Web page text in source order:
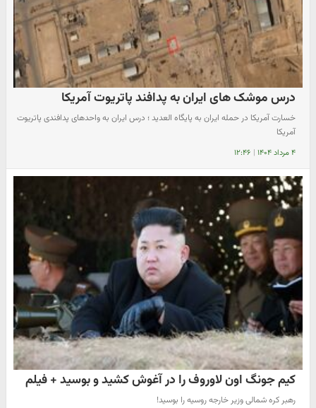
درس موشک های ایران به پدافند پاتریوت آمریکا
خسارت آمریکا در حمله ایران به پایگاه العدید ؛ درس ایران به واحدهای پدافندی پاتریوت
آمریکا
۴ مرداد ۱۴۰۴ | ۱۲:۴۶
کیم جونگ اون لاوروف را در آغوش کشید و بوسید + فیلم
رهبر کره شمالی وزیر خارجه روسیه را بوسید!